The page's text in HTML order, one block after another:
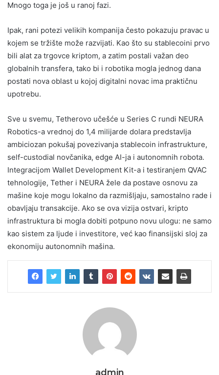
Mnogo toga je još u ranoj fazi.
Ipak, rani potezi velikih kompanija često pokazuju pravac u
kojem se tržište može razvijati. Kao što su stablecoini prvo
bili alat za trgovce kriptom, a zatim postali važan deo
globalnih transfera, tako bi i robotika mogla jednog dana
postati nova oblast u kojoj digitalni novac ima praktičnu
upotrebu.
Sve u svemu, Tetherovo učešće u Series C rundi NEURA
Robotics-a vrednoj do 1,4 milijarde dolara predstavlja
ambiciozan pokušaj povezivanja stablecoin infrastrukture,
self-custodial novčanika, edge AI-ja i autonomnih robota.
Integracijom Wallet Development Kit-a i testiranjem QVAC
tehnologije, Tether i NEURA žele da postave osnovu za
mašine koje mogu lokalno da razmišljaju, samostalno rade i
obavljaju transakcije. Ako se ova vizija ostvari, kripto
infrastruktura bi mogla dobiti potpuno novu ulogu: ne samo
kao sistem za ljude i investitore, već kao finansijski sloj za
ekonomiju autonomnih mašina.
admin